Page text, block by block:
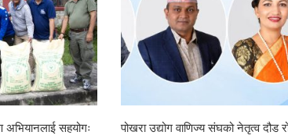
सहयोगः
पोखरा उद्योग वाणिज्य संघको नेतृत्व दौड रोचक बन्दै,